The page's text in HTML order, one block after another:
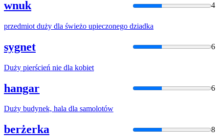
wnuk 4
przedmiot duży dla świeżo upieczonego dziadka
sygnet 6
Duży pierścień nie dla kobiet
hangar 6
Duży budynek, hala dla samolotów
berżerka 8